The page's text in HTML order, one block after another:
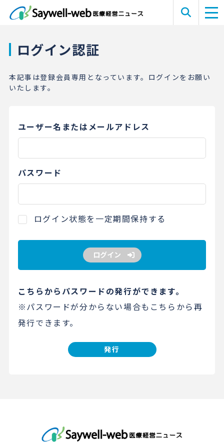
ログイン認証
本記事は登録会員専用となっています。ログインをお願い
いたします。
ユーザー名またはメールアドレス
パスワード
ログイン状態を一定期間保持する
ログイン
こちらからパスワードの発行ができます。
※パスワードが分からない場合もこちらから再
発行できます。
発行